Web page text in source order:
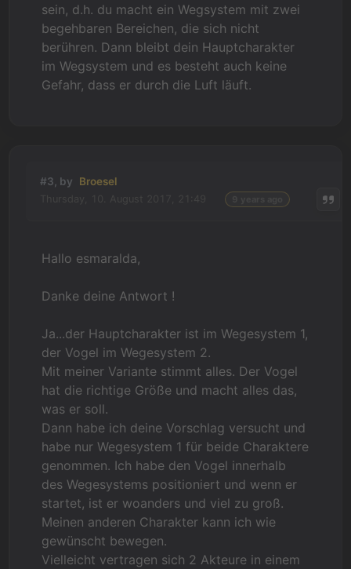
sein, d.h. du macht ein Wegsystem mit zwei
begehbaren Bereichen, die sich nicht
berühren. Dann bleibt dein Hauptcharakter
im Wegsystem und es besteht auch keine
Gefahr, dass er durch die Luft läuft.
#3, by Broesel
Hallo esmaralda,
Danke deine Antwort !
Ja...der Hauptcharakter ist im Wegesystem 1,
der Vogel im Wegesystem 2.
Mit meiner Variante stimmt alles. Der Vogel
hat die richtige Größe und macht alles das,
was er soll.
Dann habe ich deine Vorschlag versucht und
habe nur Wegesystem 1 für beide Charaktere
genommen. Ich habe den Vogel innerhalb
des Wegesystems positioniert und wenn er
startet, ist er woanders und viel zu groß.
Meinen anderen Charakter kann ich wie
gewünscht bewegen.
Vielleicht vertragen sich 2 Akteure in einem